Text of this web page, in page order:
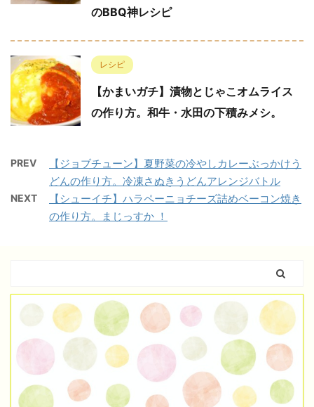
のBBQ神レシピ
レシピ
【かまいガチ】漬物とじゃこオムライス
の作り方。和牛・水田の下積みメシ。
PREV
【ジョブチューン】夏野菜の冷やしカレーぶっかけう
どんの作り方。冷凍さぬきうどんアレンジバトル
NEXT
【シューイチ】ハラペーニョチーズ詰めベーコン焼き
の作り方。まじっすか ！